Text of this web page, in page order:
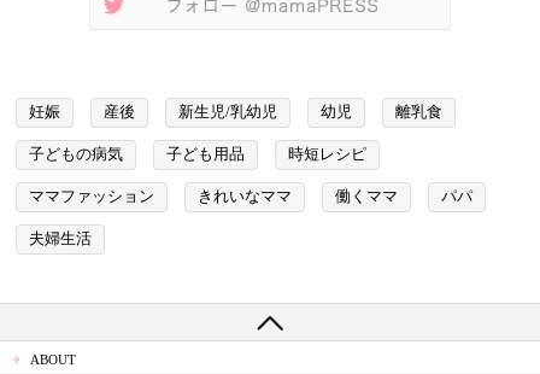
妊娠 産後 新生児/乳幼児 幼児 離乳食
子どもの病気 子ども用品 時短レシピ
ママファッション きれいなママ 働くママ パパ
夫婦生活
ABOUT